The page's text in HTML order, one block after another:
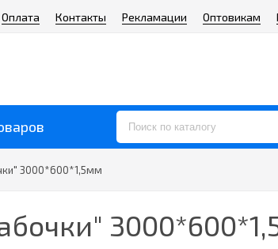
Оплата Контакты Рекламации Оптовикам
3000*600*1,5мм